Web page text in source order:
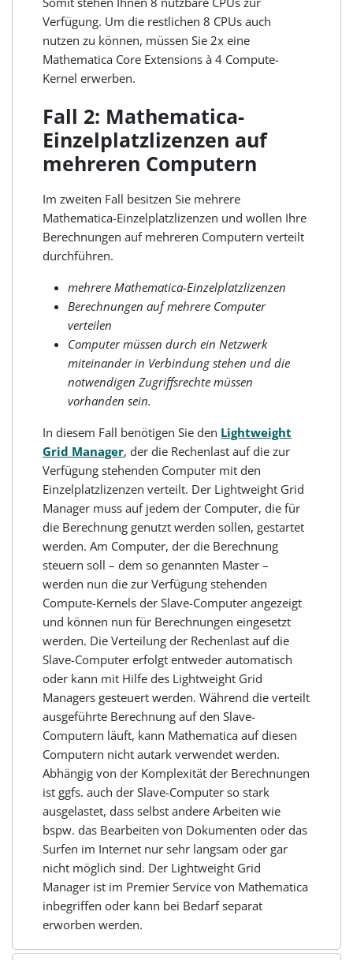
Verfügung. Um die restlichen 8 CPUs auch
nutzen zu können, müssen Sie 2x eine
Mathematica Core Extensions à 4 Compute-
Kernel erwerben.
Fall 2: Mathematica-
Einzelplatzlizenzen auf
mehreren Computern
Im zweiten Fall besitzen Sie mehrere
Mathematica-Einzelplatzlizenzen und wollen Ihre
Berechnungen auf mehreren Computern verteilt
durchführen.
mehrere Mathematica-Einzelplatzlizenzen
Berechnungen auf mehrere Computer
verteilen
Computer müssen durch ein Netzwerk
miteinander in Verbindung stehen und die
notwendigen Zugriffsrechte müssen
vorhanden sein.
In diesem Fall benötigen Sie den Lightweight
Grid Manager, der die Rechenlast auf die zur
Verfügung stehenden Computer mit den
Einzelplatzlizenzen verteilt. Der Lightweight Grid
Manager muss auf jedem der Computer, die für
die Berechnung genutzt werden sollen, gestartet
werden. Am Computer, der die Berechnung
steuern soll – dem so genannten Master –
werden nun die zur Verfügung stehenden
Compute-Kernels der Slave-Computer angezeigt
und können nun für Berechnungen eingesetzt
werden. Die Verteilung der Rechenlast auf die
Slave-Computer erfolgt entweder automatisch
oder kann mit Hilfe des Lightweight Grid
Managers gesteuert werden. Während die verteilt
ausgeführte Berechnung auf den Slave-
Computern läuft, kann Mathematica auf diesen
Computern nicht autark verwendet werden.
Abhängig von der Komplexität der Berechnungen
ist ggfs. auch der Slave-Computer so stark
ausgelastet, dass selbst andere Arbeiten wie
bspw. das Bearbeiten von Dokumenten oder das
Surfen im Internet nur sehr langsam oder gar
nicht möglich sind. Der Lightweight Grid
Manager ist im Premier Service von Mathematica
inbegriffen oder kann bei Bedarf separat
erworben werden.